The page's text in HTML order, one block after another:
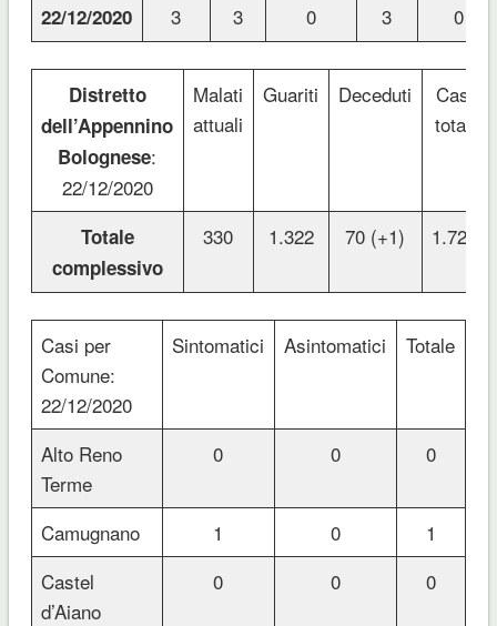
22/12/2020 3 3 0 3 0
Distretto
dell’Appennino
Bolognese:
22/12/2020
Malati
attuali
Guariti Deceduti
Casi
totali
Totale
complessivo
330 1.322 70 (+1) 1.722
Casi per
Comune:
22/12/2020
Sintomatici Asintomatici Totale
Alto Reno
Terme
0 0 0
Camugnano 1 0
1
Castel
d’Aiano
0 0 0